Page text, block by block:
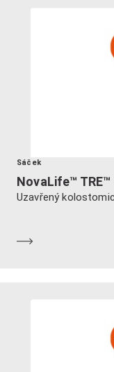
Sáček
NovaLife™
Uzavřený